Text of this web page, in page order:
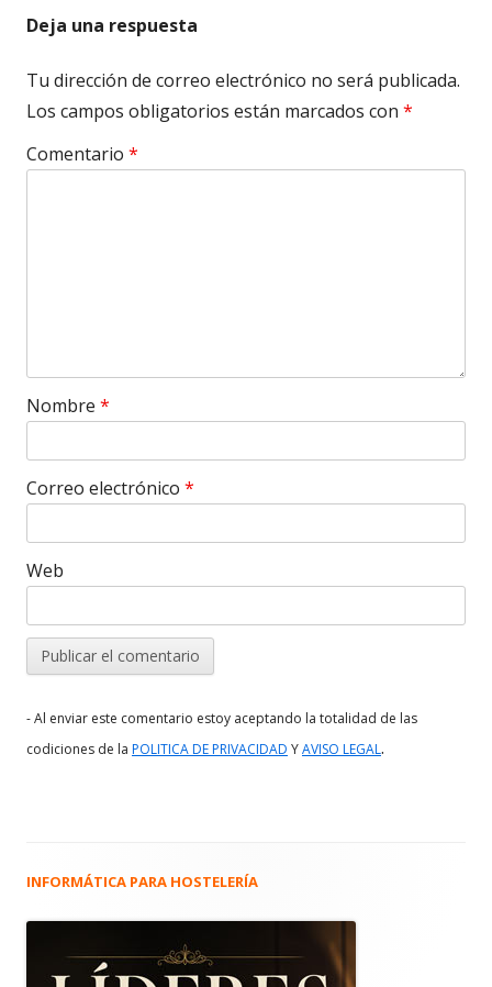
Deja una respuesta
Tu dirección de correo electrónico no será publicada.
Los campos obligatorios están marcados con *
Comentario *
Nombre *
Correo electrónico *
Web
- Al enviar este comentario estoy aceptando la totalidad de las
codiciones de la POLITICA DE PRIVACIDAD YAVISO LEGAL.
Barra
INFORMÁTICA PARA HOSTELERÍA